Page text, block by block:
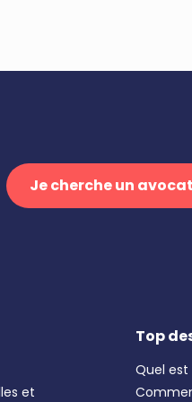
Je cherche un avocat
et
Top
Quel est